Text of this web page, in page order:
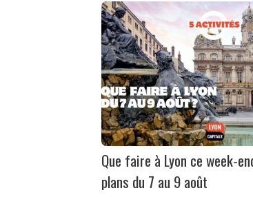
Que faire à Lyon ce week-
plans du 7 au 9 août